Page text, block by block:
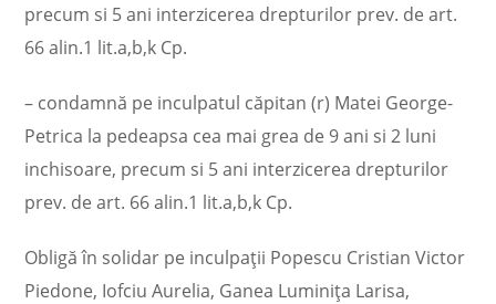
precum si 5 ani interzicerea drepturilor prev. de art.
66 alin.1 lit.a,b,k Cp.
– condamnă pe inculpatul căpitan (r) Matei George-
Petrica la pedeapsa cea mai grea de 9 ani si 2 luni
inchisoare, precum si 5 ani interzicerea drepturilor
prev. de art. 66 alin.1 lit.a,b,k Cp.
Obligă în solidar pe inculpaţii Popescu Cristian Victor
Piedone, Iofciu Aurelia, Ganea Luminiţa Larisa,